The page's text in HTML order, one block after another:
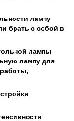
лампу
брать с собой в
лампы
лампу для